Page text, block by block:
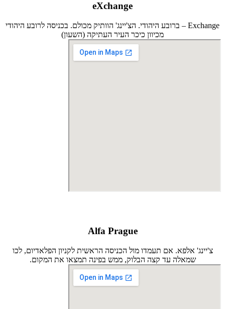
eXchange
Exchange – ברובע היהודי. הצ'יינג' הוותיק מכולם. בכניסה לרובע היהודי
מכיוון כיכר העיר העתיקה (השעון)
Alfa Prague
צ'יינג' אלפא. אם תעמדו מול הכניסה הראשית לקניון הפלאדיום, לכו
שמאלה עד קצה הבלוק, ממש בפינה תמצאו את המקום.